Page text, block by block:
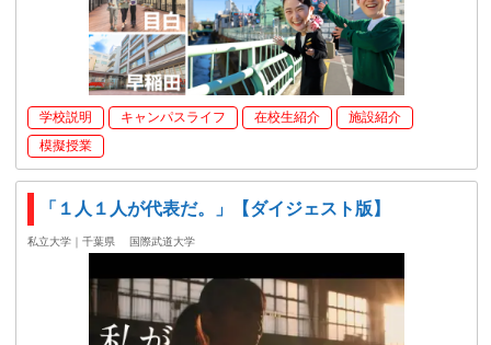
学校説明 キャンパスライフ 在校生紹介
施設紹介
模擬授業
「１人１人が代表だ。」【ダイジェスト版】
私立大学｜千葉県 国際武道大学